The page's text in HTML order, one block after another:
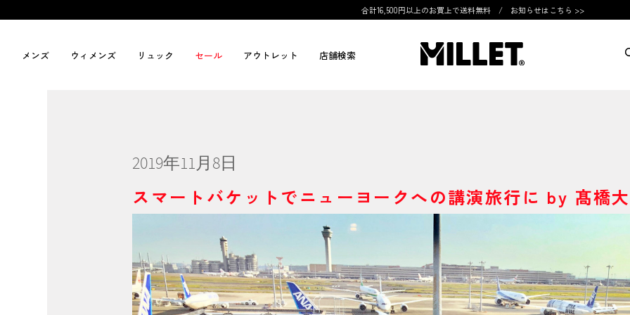
合計16,500円以上のお買上で送料無料 / お知らせはこちら >>
メンズ ウィメンズ リュック セール アウトレット 店舗検索
2019年11月8日
スマートバケットでニューヨークへの講演旅行に by 髙橋